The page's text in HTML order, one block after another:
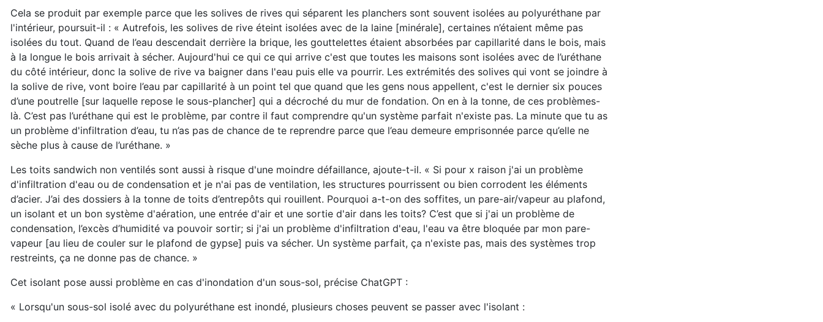
Cela se produit par exemple parce que les solives de rives qui séparent les planchers sont souvent isolées au polyuréthane par
l'intérieur, poursuit-il : « Autrefois, les solives de rive éteint isolées avec de la laine [minérale], certaines n’étaient même pas
isolées du tout. Quand de l’eau descendait derrière la brique, les gouttelettes étaient absorbées par capillarité dans le bois, mais
à la longue le bois arrivait à sécher. Aujourd'hui ce qui ce qui arrive c'est que toutes les maisons sont isolées avec de l’uréthane
du côté intérieur, donc la solive de rive va baigner dans l'eau puis elle va pourrir. Les extrémités des solives qui vont se joindre à
la solive de rive, vont boire l’eau par capillarité à un point tel que quand que les gens nous appellent, c'est le dernier six pouces
d’une poutrelle [sur laquelle repose le sous-plancher] qui a décroché du mur de fondation. On en à la tonne, de ces problèmes-
là. C’est pas l’uréthane qui est le problème, par contre il faut comprendre qu'un système parfait n'existe pas. La minute que tu as
un problème d'infiltration d’eau, tu n’as pas de chance de te reprendre parce que l’eau demeure emprisonnée parce qu’elle ne
sèche plus à cause de l’uréthane. »
Les toits sandwich non ventilés sont aussi à risque d'une moindre défaillance, ajoute-t-il. « Si pour x raison j'ai un problème
d'infiltration d'eau ou de condensation et je n'ai pas de ventilation, les structures pourrissent ou bien corrodent les éléments
d’acier. J’ai des dossiers à la tonne de toits d’entrepôts qui rouillent. Pourquoi a-t-on des soffites, un pare-air/vapeur au plafond,
un isolant et un bon système d'aération, une entrée d'air et une sortie d'air dans les toits? C’est que si j'ai un problème de
condensation, l’excès d’humidité va pouvoir sortir; si j'ai un problème d'infiltration d'eau, l'eau va être bloquée par mon pare-
vapeur [au lieu de couler sur le plafond de gypse] puis va sécher. Un système parfait, ça n'existe pas, mais des systèmes trop
restreints, ça ne donne pas de chance. »
Cet isolant pose aussi problème en cas d'inondation d'un sous-sol, précise ChatGPT :
« Lorsqu'un sous-sol isolé avec du polyuréthane est inondé, plusieurs choses peuvent se passer avec l'isolant :